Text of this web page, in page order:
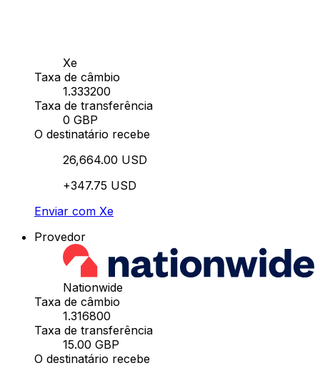
Xe
Taxa de câmbio
1.333200
Taxa de transferência
0 GBP
O destinatário recebe
26,664.00 USD
+347.75 USD
Enviar com Xe
Provedor
Nationwide
Taxa de câmbio
1.316800
Taxa de transferência
15.00 GBP
O destinatário recebe